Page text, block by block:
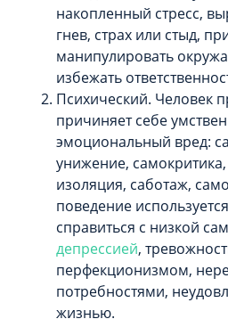
накопленный стресс,
гнев, страх или стыд,
манипулировать
избежать
Психический. Человек
причиняет себе
эмоциональный вред:
унижение,
изоляция, саботаж,
поведение
справиться с низкой
депрессией,
перфекционизмом,
потребностями,
жизнью.